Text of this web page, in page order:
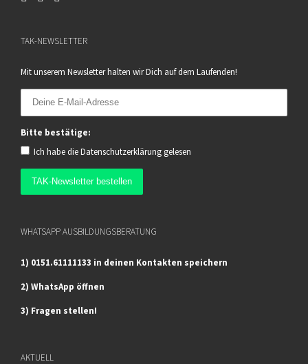
TAK-NEWSLETTER
Mit unserem Newsletter halten wir Dich auf dem Laufenden!
Bitte bestätige:
Ich habe dieDatenschutzerklärung gelesen
WHATSAPP AUSBILDUNGSBERATUNG
1) 0151.61111133 in deinen Kontakten speichern
2) WhatsApp öffnen
3) Fragen stellen!
AKTUELL